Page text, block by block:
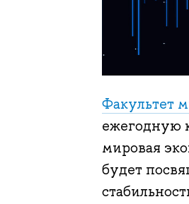
Факультет
ежегодную
мировая
будет